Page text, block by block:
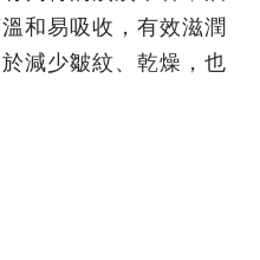
和易吸收，有效滋潤
減少皺紋、乾燥，也